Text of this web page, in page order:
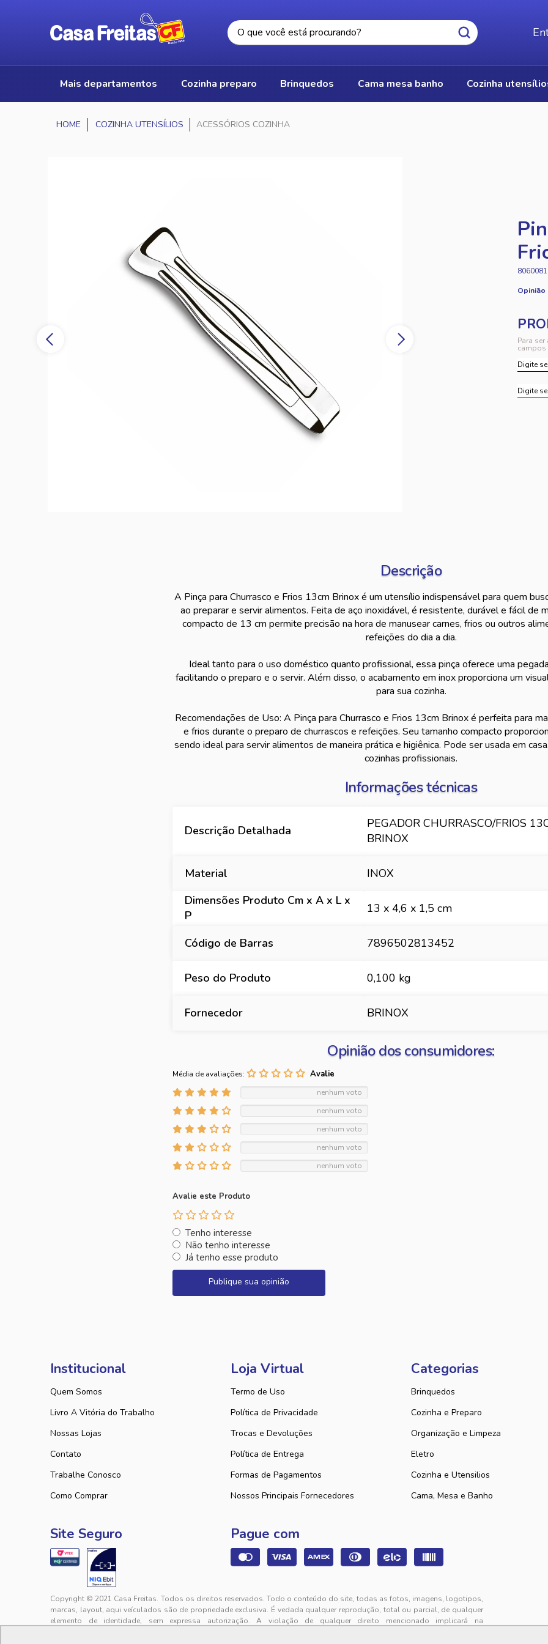
mais departamentos cozinha preparo brinquedos cama mesa banho cozinha
COZINHA UTENSÍLIOS ACESSÓRIOS COZINHA
Opinião
Para
campos
Descrição
A Pinça para Churrasco e Frios 13cm Brinox é um utensílio indispensável para quem
ao preparar e servir alimentos. Feita de aço inoxidável, é resistente, durável e fácil de
compacto de 13 cm permite precisão na hora de manusear carnes, frios ou outros
refeições do dia a dia.
Ideal tanto para o uso doméstico quanto profissional, essa pinça oferece uma
facilitando o preparo e o servir. Além disso, o acabamento em inox proporciona um
para sua cozinha.
Recomendações de Uso: A Pinça para Churrasco e Frios 13cm Brinox é perfeita para
e frios durante o preparo de churrascos e refeições. Seu tamanho compacto
sendo ideal para servir alimentos de maneira prática e higiênica. Pode ser usada em
cozinhas profissionais.
Informações técnicas
Descrição Detalhada
PEGADOR CHURRASCO/FRIOS
BRINOX
Material
INOX
Dimensões Produto Cm x A x L x
P
13 x 4,6 x 1,5 cm
Código de Barras 7896502813452
Peso do Produto 0,100 kg
Fornecedor BRINOX
Opinião dos consumidores:
Média de avaliações:
nenhum voto
nenhum voto
nenhum voto
nenhum voto
nenhum voto
Avalie este Produto
Tenho interesse
Não tenho interesse
Já tenho esse produto
Publique sua opinião
Institucional
Quem Somos
Livro A Vitória do Trabalho
Nossas Lojas
Contato
Trabalhe Conosco
Como Comprar
Loja Virtual
Termo de Uso
Política de Privacidade
Trocas e Devoluções
Política de Entrega
Formas de Pagamentos
Nossos Principais Fornecedores
Categorias
Brinquedos
Cozinha e Preparo
Organização e Limpeza
Eletro
Cozinha e Utensilios
Cama, Mesa e Banho
Site Seguro Pague com
Copyright © 2021 Casa Freitas. Todos os direitos reservados. Todo o conteúdo do site, todas as fotos, imagens, logotipos,
marcas, layout, aqui veículados são de propriedade exclusiva. É vedada qualquer reprodução, total ou parcial, de qualquer
elemento de identidade, sem expressa autorização. A violação de qualquer direito mencionado implicará na